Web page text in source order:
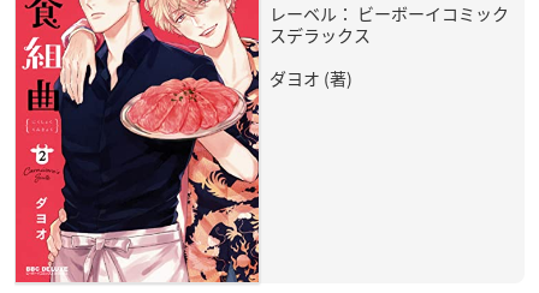
レーベル： ビーボーイコミック
スデラックス
ダヨオ (著)